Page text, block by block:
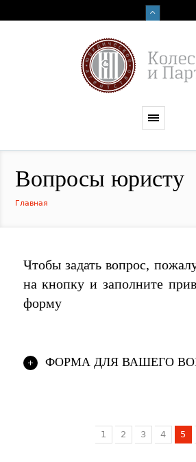
Вопросы юристу
Главная
Чтобы задать вопрос,
на кнопку и заполните
форму
ФОРМА ДЛЯ ВАШЕГО
1 2 3 4 5